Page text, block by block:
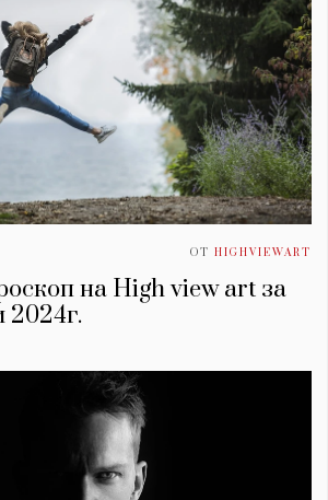
ОТ HIGHVIEWART
на High view art за
2024г.